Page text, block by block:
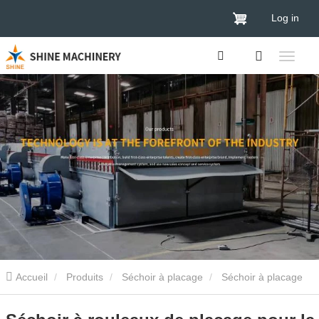
Log in
Accueil Produits Séchoir à placage Séchoir à placage
de bois